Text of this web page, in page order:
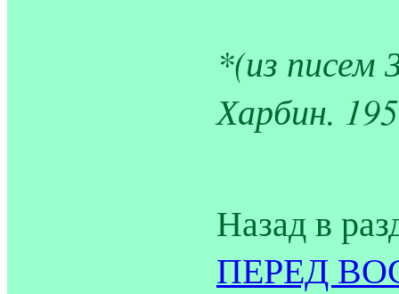
*(из писем
Харбин.
Назад в
ПЕРЕД